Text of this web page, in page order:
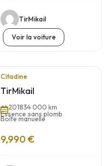
TirMikail
Voir la voiture
Citadine
TirMikail
201834 000 km
Essence sans plomb
Boîte manuelle
9,990 €